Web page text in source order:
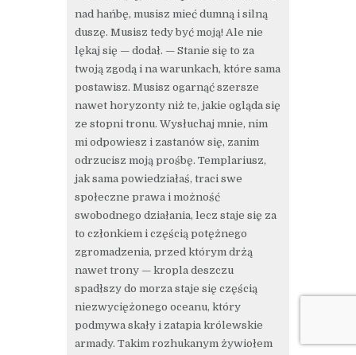
nad hańbę, musisz mieć dumną i silną
duszę. Musisz tedy być moją! Ale nie
lękaj się — dodał. — Stanie się to za
twoją zgodą i na warunkach, które sama
postawisz. Musisz ogarnąć szersze
nawet horyzonty niż te, jakie ogląda się
ze stopni tronu. Wysłuchaj mnie, nim
mi odpowiesz i zastanów się, zanim
odrzucisz moją prośbę. Templariusz,
jak sama powiedziałaś, traci swe
społeczne prawa i możność
swobodnego działania, lecz staje się za
to członkiem i częścią potężnego
zgromadzenia, przed którym drżą
nawet trony — kropla deszczu
spadłszy do morza staje się częścią
niezwyciężonego oceanu, który
podmywa skały i zatapia królewskie
armady. Takim rozhukanym żywiołem